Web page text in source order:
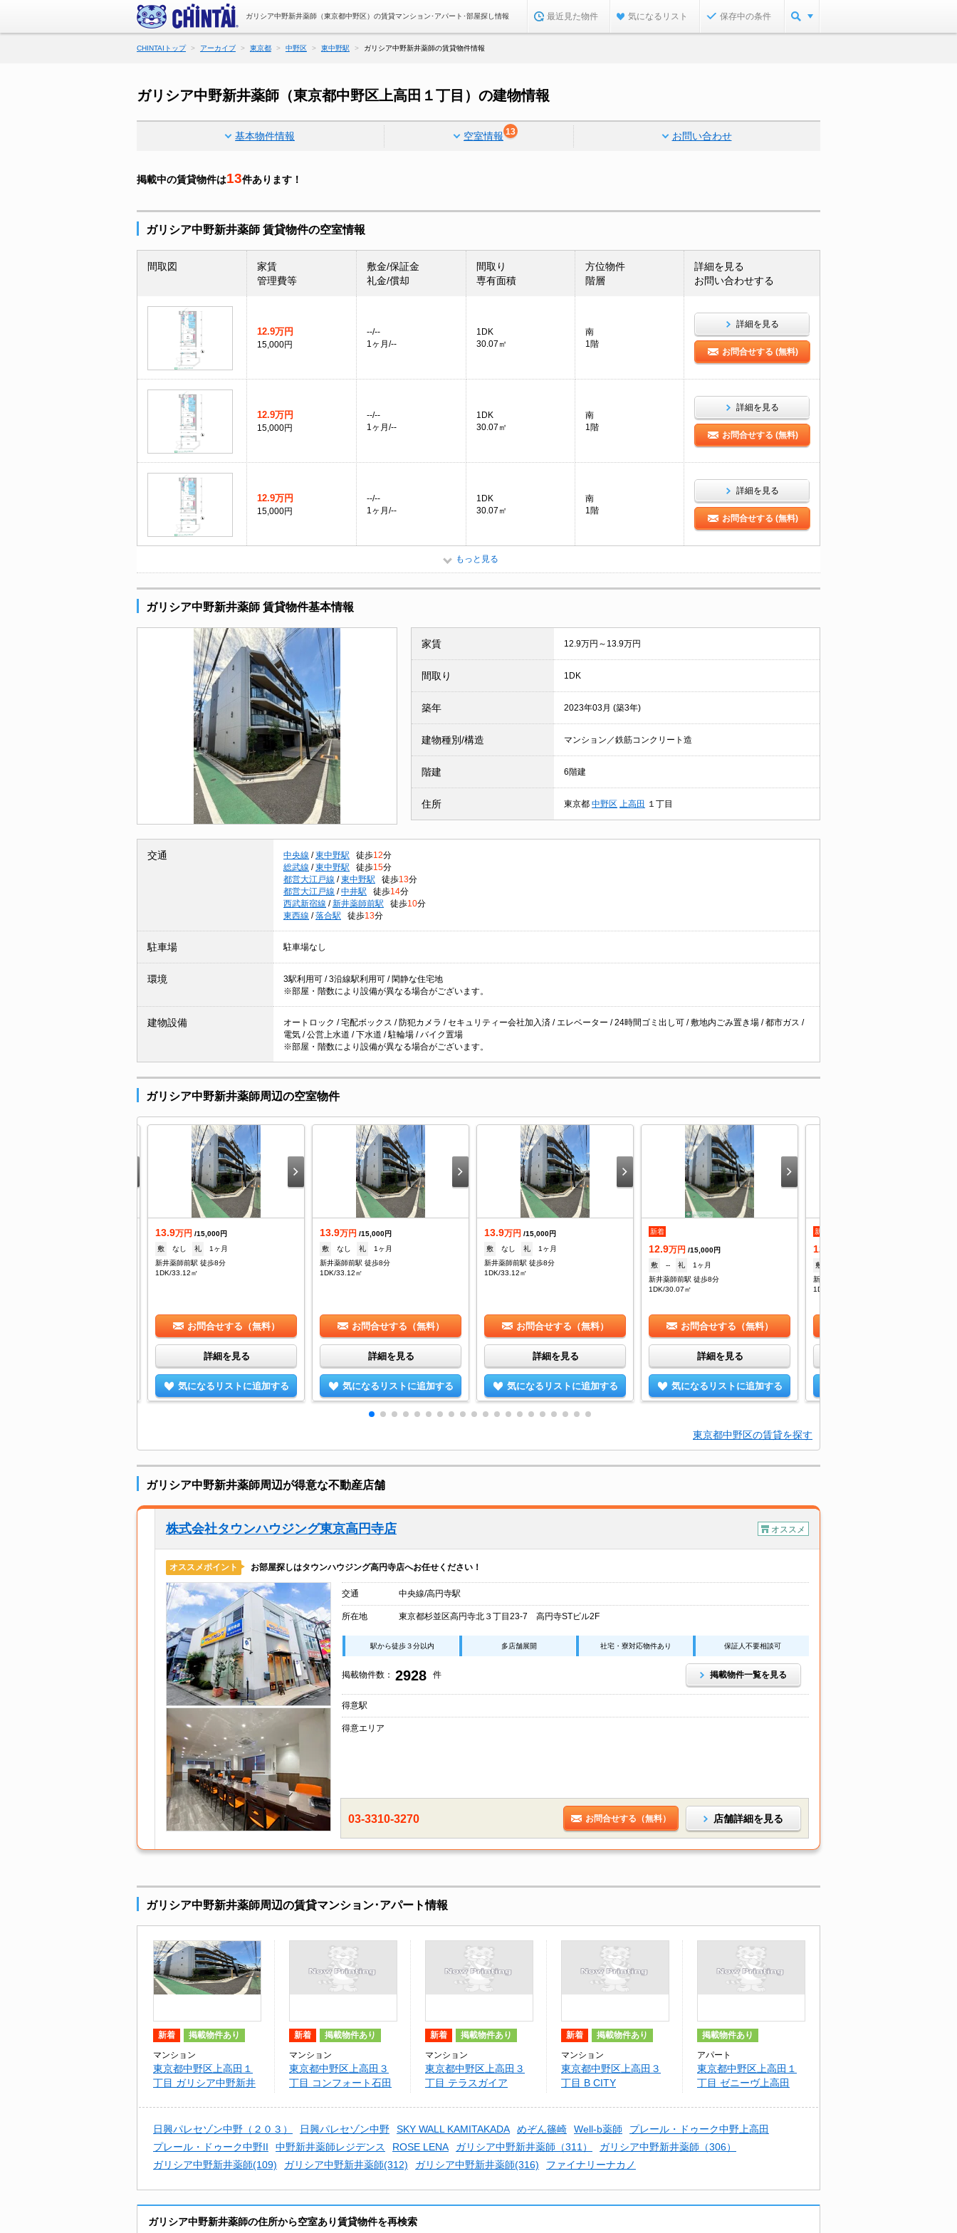
ガリシア中野新井薬師（東京都中野区）の賃貸マンション･アパート･部屋探し情報 最近見た物件 気になるリスト 保存中の条件
CHINTAIトップ アーカイブ 東京都 中野区 東中野駅 ガリシア中野新井薬師の賃貸物件情報
ガリシア中野新井薬師（東京都中野区上高田１丁目）の建物情報
基本物件情報 空室情報 13 お問い合わせ
掲載中の賃貸物件は13件あります！
ガリシア中野新井薬師 賃貸物件の空室情報
間取図
家賃
管理費等
敷金/保証金
礼金/償却
間取り
専有面積
方位物件
階層
詳細を見る
お問い合わせする
12.9万円
15,000円
--/--
1ヶ月/--
1DK
30.07㎡
南
1階
詳細を見る
お問合せする (無料)
12.9万円
15,000円
--/--
1ヶ月/--
1DK
30.07㎡
南
1階
詳細を見る
お問合せする (無料)
12.9万円
15,000円
--/--
1ヶ月/--
1DK
30.07㎡
南
1階
詳細を見る
お問合せする (無料)
もっと見る
ガリシア中野新井薬師 賃貸物件基本情報
家賃 12.9万円～13.9万円
間取り 1DK
築年 2023年03月 (築3年)
建物種別/構造 マンション／鉄筋コンクリート造
階建 6階建
住所 東京都 中野区 上高田 １丁目
交通 中央線 / 東中野駅 徒歩12分
総武線 / 東中野駅 徒歩15分
都営大江戸線 / 東中野駅 徒歩13分
都営大江戸線 / 中井駅 徒歩14分
西武新宿線 / 新井薬師前駅 徒歩10分
東西線 / 落合駅 徒歩13分
駐車場 駐車場なし
環境
3駅利用可 / 3沿線駅利用可 / 閑静な住宅地
※部屋・階数により設備が異なる場合がございます。
建物設備
オートロック / 宅配ボックス / 防犯カメラ / セキュリティー会社加入済 / エレベーター / 24時間ゴミ出し可 / 敷地内ごみ置き場 / 都市ガス /
電気 / 公営上水道 / 下水道 / 駐輪場 / バイク置場
※部屋・階数により設備が異なる場合がございます。
ガリシア中野新井薬師周辺の空室物件
13.9万円 /15,000円
敷
なし 礼
1ヶ月
新井薬師前駅 徒歩8分
1DK/33.12㎡
お問合せする（無料）
詳細を見る
気になるリストに追加する
13.9万円 /15,000円
敷
なし 礼
1ヶ月
新井薬師前駅 徒歩8分
1DK/33.12㎡
お問合せする（無料）
詳細を見る
気になるリストに追加する
13.9万円 /15,000円
敷
なし 礼
1ヶ月
新井薬師前駅 徒歩8分
1DK/33.12㎡
お問合せする（無料）
詳細を見る
気になるリストに追加する
新着
12.9万円 /15,000円
敷
-- 礼
1ヶ月
新井薬師前駅 徒歩8分
1DK/30.07㎡
お問合せする（無料）
詳細を見る
気になるリストに追加する
新着
12.9
敷
新井薬師前駅 徒歩8分
1DK/30.07㎡
東京都中野区の賃貸を探す
ガリシア中野新井薬師周辺が得意な不動産店舗
株式会社タウンハウジング東京高円寺店 オススメ
オススメポイント お部屋探しはタウンハウジング高円寺店へお任せください！
交通 中央線/高円寺駅
所在地 東京都杉並区高円寺北３丁目23-7 高円寺STビル2F
駅から徒歩３分以内 多店舗展開 社宅・寮対応物件あり 保証人不要相談可
掲載物件数： 2928 件 掲載物件一覧を見る
得意駅
得意エリア
03-3310-3270 お問合せする（無料） 店舗詳細を見る
ガリシア中野新井薬師周辺の賃貸マンション･アパート情報
新着 掲載物件あり
マンション
東京都中野区上高田１
丁目 ガリシア中野新井
新着 掲載物件あり
マンション
東京都中野区上高田３
丁目 コンフォート石田
新着 掲載物件あり
マンション
東京都中野区上高田３
丁目 テラスガイア
新着 掲載物件あり
マンション
東京都中野区上高田３
丁目 B CITY
EAST
掲載物件あり
アパート
東京都中野区上高田１
丁目 ゼニーヴ上高田
日興パレセゾン中野（２０３） 日興パレセゾン中野 SKY WALL KAMITAKADA めぞん篠崎 Well-b薬師
プレール・ドゥーク中野上高田
プレール・ドゥーク中野II
中野新井薬師レジデンス ROSE LENA ガリシア中野新井薬師（311）
ガリシア中野新井薬師（306）
ガリシア中野新井薬師(109)
ガリシア中野新井薬師(312) ガリシア中野新井薬師(316) ファイナリーナカノ
ガリシア中野新井薬師の住所から空室あり賃貸物件を再検索